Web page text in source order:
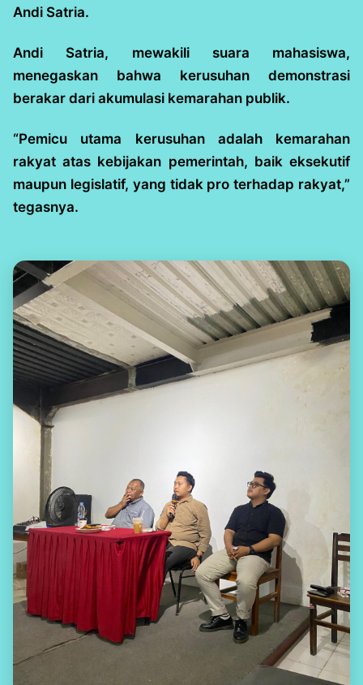
Andi Satria.
Andi Satria, mewakili suara mahasiswa,
menegaskan bahwa kerusuhan demonstrasi
berakar dari akumulasi kemarahan publik.
“Pemicu utama kerusuhan adalah kemarahan
rakyat atas kebijakan pemerintah, baik eksekutif
maupun legislatif, yang tidak pro terhadap rakyat,”
tegasnya.